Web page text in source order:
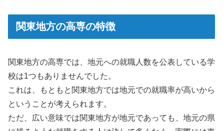
関東地方の高専の特徴
関東地方の高専では、地元への就職人数を公表している学
校は1つもありませんでした。
これは、もともと関東地方では地元での就職率が高いから
ということが考えられます。
ただ、広い意味では関東地方が地元であっても、地元の県